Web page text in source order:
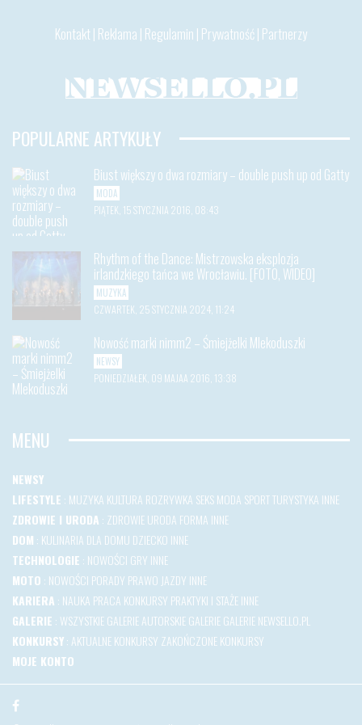
Kontakt | Reklama | Regulamin | Prywatność| Partnerzy
POPULARNE ARTYKUŁY
Biust większy o dwa rozmiary – double push up od Gatty
MODA
PIĄTEK, 15 STYCZNIA 2016, 08:43
Rhythm of the Dance: Mistrzowska eksplozja
irlandzkiego tańca we Wrocławiu. [FOTO, WIDEO]
MUZYKA
CZWARTEK, 25 STYCZNIA 2024, 11:24
Nowość marki nimm2 – Śmiejżelki Mlekoduszki
NEWSY
PONIEDZIAŁEK, 09 MAJAA 2016, 13:38
MENU
NEWSY
LIFESTYLE : MUZYKA KULTURA ROZRYWKA SEKSMODA SPORTTURYSTYKA INNE
ZDROWIE I URODA : ZDROWIEURODA FORMA INNE
DOM : KULINARIA DLA DOMU DZIECKO INNE
TECHNOLOGIE : NOWOŚCI GRY INNE
MOTO : NOWOŚCI PORADY PRAWO JAZDY INNE
KARIERA : NAUKA PRACA KONKURSY PRAKTYKI I STAŻEINNE
GALERIE : WSZYSTKIE GALERIEAUTORSKIE GALERIEGALERIE NEWSELLO.PL
KONKURSY: AKTUALNE KONKURSY ZAKOŃCZONE KONKURSY
MOJE KONTO